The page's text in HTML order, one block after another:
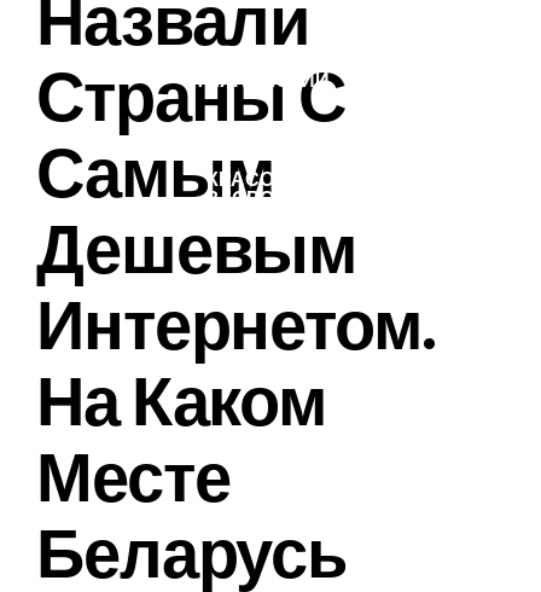
ТЕХНОЛОГИИ
КРАСОТА И
ЗДОРОВЬЕ
Назвали
Страны С
Самым
Дешевым
Интернетом.
На Каком
Месте
Беларусь